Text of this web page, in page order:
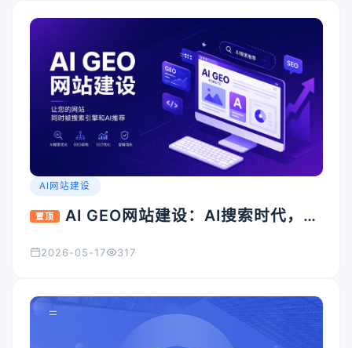
AI网站建设
置顶
AI GEO网站建设：AI搜索时代，企
2026-05-17 317